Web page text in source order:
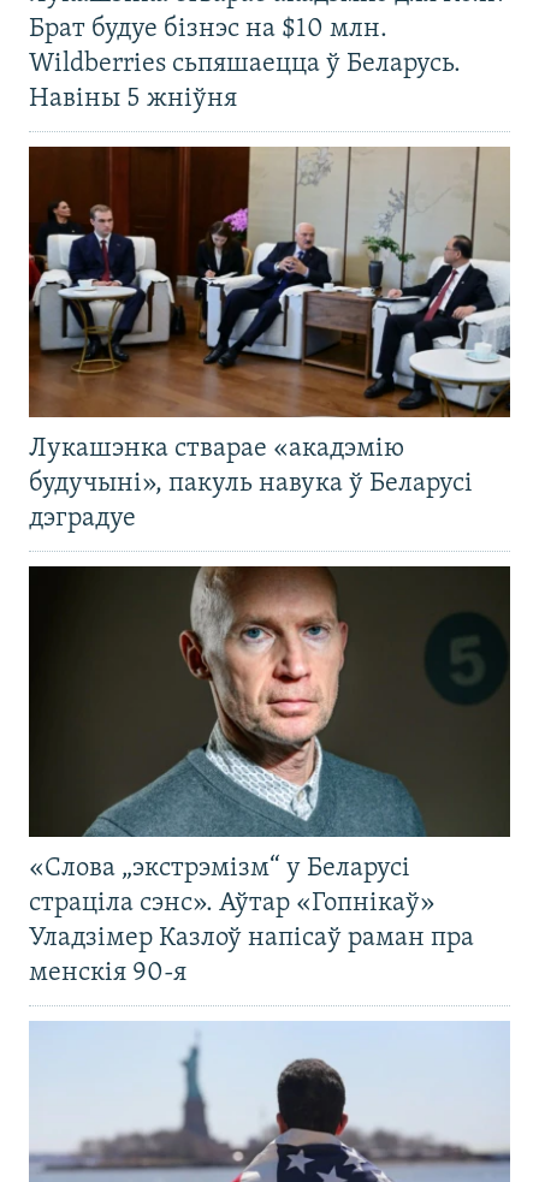
Брат будуе бізнэс на $10 млн.
Wildberries сьпяшаецца ў Беларусь.
Навіны 5 жніўня
Лукашэнка стварае «акадэмію
будучыні», пакуль навука ў Беларусі
дэградуе
«Слова „экстрэмізм“ у Беларусі
страціла сэнс». Аўтар «Гопнікаў»
Уладзімер Казлоў напісаў раман пра
менскія 90-я